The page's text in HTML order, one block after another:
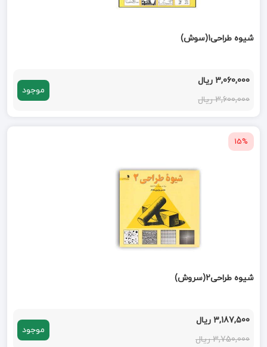
شیوه طراحی1(سوش)
3,060,000 ریال
3,600,000 ریال
موجود
15%
شیوه طراحی2(سروش)
3,187,500 ریال
3,750,000 ریال
موجود